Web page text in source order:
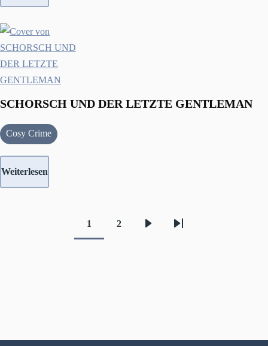
SCHORSCH UND DER LETZTE GENTLEMAN
Cosy Crime
Weiterlesen
Seitennummerierung
1 2
Letzte